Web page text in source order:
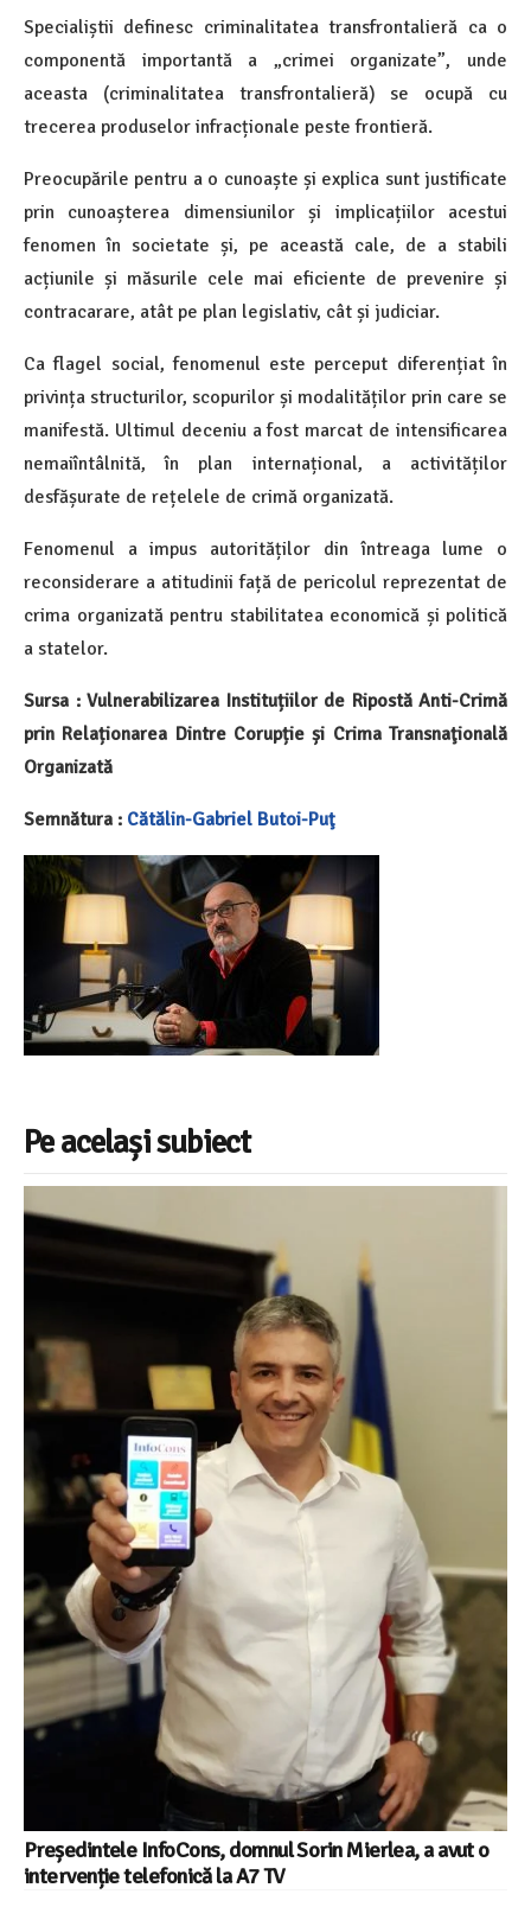
Specialiștii definesc criminalitatea transfrontalieră ca o
componentă importantă a „crimei organizate”, unde
aceasta (criminalitatea transfrontalieră) se ocupă cu
trecerea produselor infracționale peste frontieră.
Preocupările pentru a o cunoaște și explica sunt justificate
prin cunoașterea dimensiunilor și implicațiilor acestui
fenomen în societate și, pe această cale, de a stabili
acțiunile și măsurile cele mai eficiente de prevenire și
contracarare, atât pe plan legislativ, cât și judiciar.
Ca flagel social, fenomenul este perceput diferențiat în
privința structurilor, scopurilor și modalităților prin care se
manifestă. Ultimul deceniu a fost marcat de intensificarea
nemaiîntâlnită, în plan internațional, a activităților
desfășurate de rețelele de crimă organizată.
Fenomenul a impus autorităților din întreaga lume o
reconsiderare a atitudinii față de pericolul reprezentat de
crima organizată pentru stabilitatea economică și politică
a statelor.
Sursa : Vulnerabilizarea Instituțiilor de Ripostă Anti-Crimă
prin Relaționarea Dintre Corupție și Crima Transnaţională
Organizată
Semnătura : Cătălin-Gabriel Butoi-Puţ
Pe același subiect
Președintele InfoCons, domnul Sorin Mierlea, a avut o
intervenție telefonică la A7 TV